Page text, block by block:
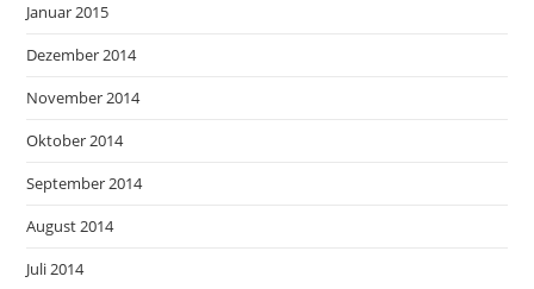
Januar 2015
Dezember 2014
November 2014
Oktober 2014
September 2014
August 2014
Juli 2014